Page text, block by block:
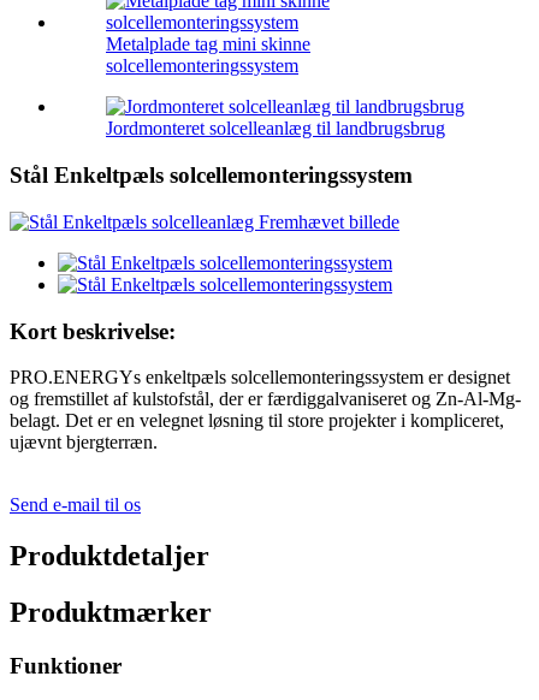
Metalplade tag mini skinne
solcellemonteringssystem
Jordmonteret solcelleanlæg til landbrugsbrug
Stål Enkeltpæls solcellemonteringssystem
Kort beskrivelse:
PRO.ENERGYs enkeltpæls solcellemonteringssystem er designet
og fremstillet af kulstofstål, der er færdiggalvaniseret og Zn-Al-Mg-
belagt. Det er en velegnet løsning til store projekter i kompliceret,
ujævnt bjergterræn.
Send e-mail til os
Produktdetaljer
Produktmærker
Funktioner